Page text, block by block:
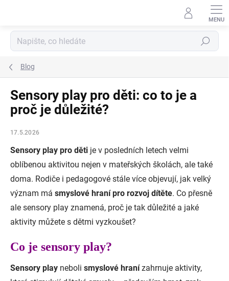
Hledat
Blog
Sensory play pro děti: co to je a
proč je důležité?
17.5.2026
Sensory play pro děti je v posledních letech velmi
oblíbenou aktivitou nejen v mateřských školách, ale také
doma. Rodiče i pedagogové stále více objevují, jak velký
význam má smyslové hraní pro rozvoj dítěte. Co přesně
ale sensory play znamená, proč je tak důležité a jaké
aktivity můžete s dětmi vyzkoušet?
Co je sensory play?
Sensory play neboli smyslové hranízahrnuje aktivity,